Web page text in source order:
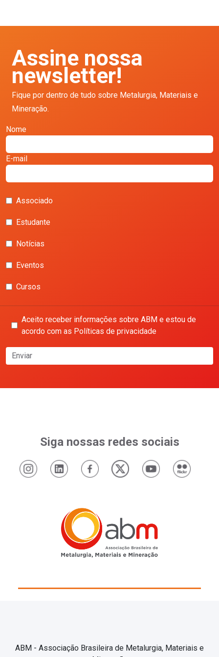
Assine nossa
newsletter!
Fique por dentro de tudo sobre Metalurgia, Materiais e
Mineração.
Nome
E-mail
Associado
Estudante
Notícias
Eventos
Cursos
Aceito receber informações sobre ABM e estou de
acordo com as Políticas de privacidade
Enviar
Siga nossas redes sociais
ABM - Associação Brasileira de Metalurgia, Materiais e